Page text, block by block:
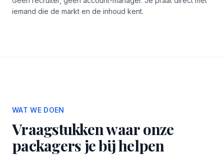
iemand die de markt en de inhoud kent.
WAT WE DOEN
Vraagstukken waar onze
packagers je bij helpen